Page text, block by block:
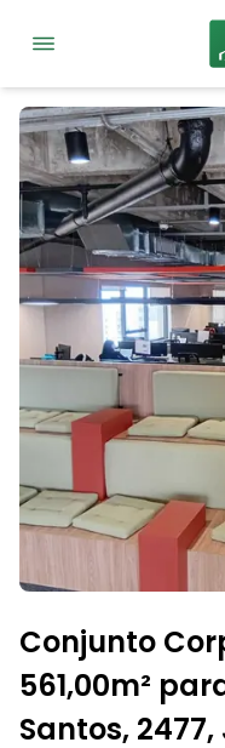
Conjunto
561,00m²
Santos,